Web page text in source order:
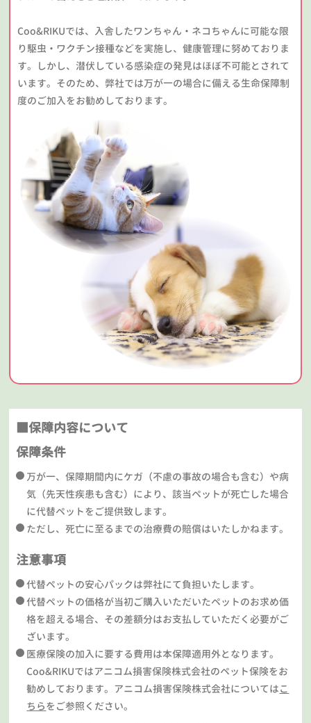
Coo&RIKUでは、入舎したワンちゃん・ネコちゃんに可能な限
り駆虫・ワクチン接種などを実施し、健康管理に努めておりま
す。しかし、潜伏している感染症の発見はほぼ不可能とされて
います。そのため、弊社では万が一の場合に備える生命保障制
度のご加入をお勧めしております。
■保障内容について
保障条件
万が一、保障期間内にケガ（不慮の事故の場合も含む）や病
気（先天性疾患も含む）により、該当ペットが死亡した場合
に代替ペットをご提供致します。
ただし、死亡に至るまでの治療費の賠償はいたしかねます。
注意事項
代替ペットの安心パックは弊社にて負担いたします。
代替ペットの価格が当初ご購入いただいたペットのお求め価
格を超える場合、その差額分はお支払していただく必要がご
ざいます。
医療保険の加入に要する費用は本保障適用外となります。
Coo&RIKUではアニコム損害保険株式会社のペット保険をお
勧めしております。アニコム損害保険株式会社についてはこ
ちらをご参照ください。